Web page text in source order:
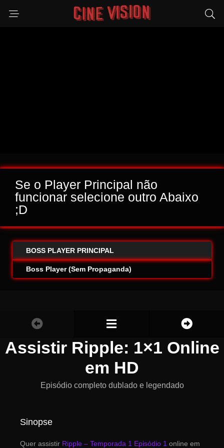
Se o Player Principal não
funcionar selecione outro Abaixo
;D
BOSS PLAYER PRINCIPAL
Boss Player (Sem Propaganda)
Assistir Ripple: 1×1 Online
em HD
Episódio completo dublado e legendado
Sinopse
Quer assistir Ripple – Temporada 1 Episódio 1 online em